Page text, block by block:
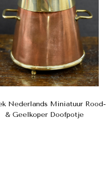
Nederlands Miniatuur Rood-
& Geelkoper Doofpotje